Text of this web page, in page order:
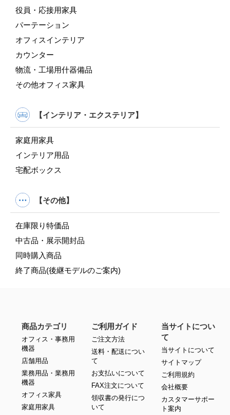
役員・応接用家具
パーテーション
オフィスインテリア
カウンター
物流・工場用什器備品
その他オフィス家具
【インテリア・エクステリア】
家庭用家具
インテリア用品
宅配ボックス
【その他】
在庫限り特価品
中古品・展示開封品
同時購入商品
終了商品(後継モデルのご案内)
商品カテゴリ
オフィス・事務用
機器
店舗用品
業務用品・業務用
機器
オフィス家具
家庭用家具
ご利用ガイド
ご注文方法
送料・配送につい
て
お支払いについて
FAX注文について
領収書の発行につ
いて
当サイトについ
て
当サイトについて
サイトマップ
ご利用規約
会社概要
カスタマーサポー
ト案内